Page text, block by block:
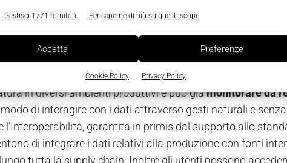
Gestisci 1771 fornitori Per saperne di più su questi scopi
Accetta Preferenze
Cookie Policy Privacy Policy
i dati generati all’interno degli impianti industriali. Grazie
di Realtà Mista è possibile ridurre i tempi di inattività
i guasti, migliorando in questo modo la collaborazione e
, Comau è per esempio in grado di
in diversi ambienti produttivi e può giàmonitorare da
di interagire con i dati attraverso gesti naturali e
l’Interoperabilità, garantita in primis dal supporto allo
di integrare i dati relativi alla produzione con fonti
tutta la supply chain. Inoltre gli utenti possono